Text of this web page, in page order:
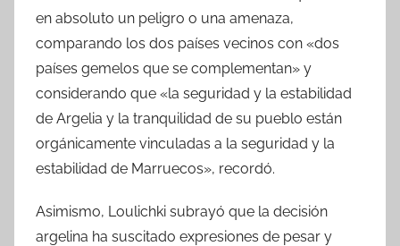
en absoluto un peligro o una amenaza,
comparando los dos países vecinos con «dos
países gemelos que se complementan» y
considerando que «la seguridad y la estabilidad
de Argelia y la tranquilidad de su pueblo están
orgánicamente vinculadas a la seguridad y la
estabilidad de Marruecos», recordó.
Asimismo, Loulichki subrayó que la decisión
argelina ha suscitado expresiones de pesar y